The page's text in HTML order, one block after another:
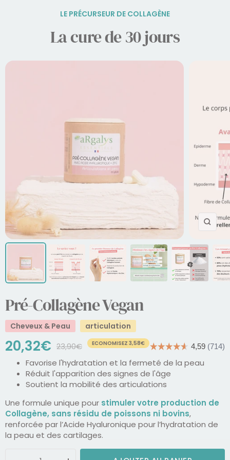
LE PRÉCURSEUR DE COLLAGÈNE
La cure de 30 jours
Zoom
Pré-Collagène Vegan
Cheveux & Peau articulation
Prix
de
vente
20,32€ Prix
normal
23,90€ ECONOMISEZ 3,58€
Favorise l'hydratation et la fermeté de la peau
Réduit l'apparition des signes de l'âge
Soutient la mobilité des articulations
Une formule unique pour stimuler votre production de
Collagène, sans résidu de poissons ni bovins,
renforcée par l’Acide Hyaluronique pour l’hydratation de
la peau et des cartilages.